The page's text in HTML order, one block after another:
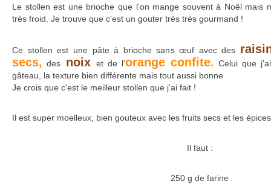
Le stollen est une brioche que l'on mange souvent à Noël mais
très froid. Je trouve que c'est un gouter très très gourmand !
Ce stollen est une pâte à brioche sans œuf avec des
secs, des noix et de l'orange confite. Celui que
gâteau, la texture bien différente mais tout aussi bonne
Je crois que c'est le meilleur stollen que j'ai fait !
Il est super moelleux, bien gouteux avec les fruits secs et les
Il faut :
250 g de farine